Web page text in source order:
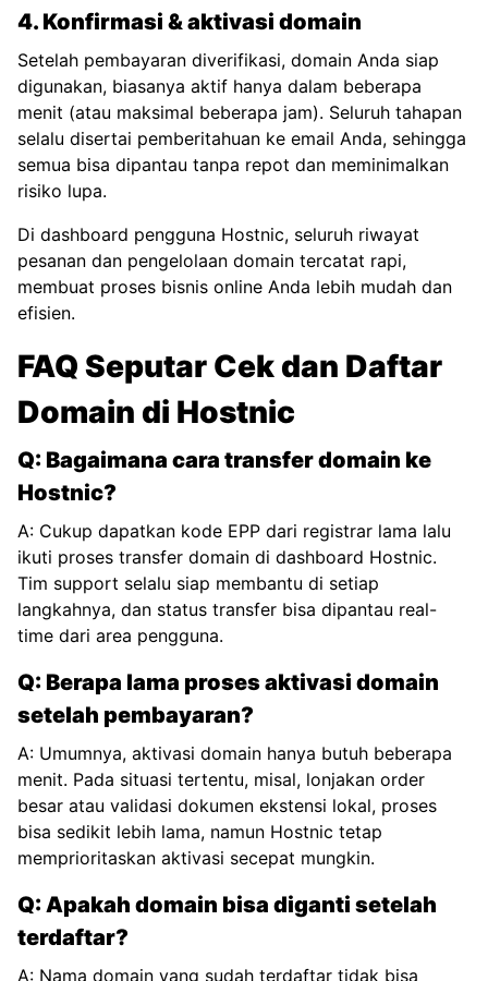
4. Konfirmasi & aktivasi domain
Setelah pembayaran diverifikasi, domain Anda siap
digunakan, biasanya aktif hanya dalam beberapa
menit (atau maksimal beberapa jam). Seluruh tahapan
selalu disertai pemberitahuan ke email Anda, sehingga
semua bisa dipantau tanpa repot dan meminimalkan
risiko lupa.
Di dashboard pengguna Hostnic, seluruh riwayat
pesanan dan pengelolaan domain tercatat rapi,
membuat proses bisnis online Anda lebih mudah dan
efisien.
FAQ Seputar Cek dan Daftar
Domain di Hostnic
Q: Bagaimana cara transfer domain ke
Hostnic?
A: Cukup dapatkan kode EPP dari registrar lama lalu
ikuti proses transfer domain di dashboard Hostnic.
Tim support selalu siap membantu di setiap
langkahnya, dan status transfer bisa dipantau real-
time dari area pengguna.
Q: Berapa lama proses aktivasi domain
setelah pembayaran?
A: Umumnya, aktivasi domain hanya butuh beberapa
menit. Pada situasi tertentu, misal, lonjakan order
besar atau validasi dokumen ekstensi lokal, proses
bisa sedikit lebih lama, namun Hostnic tetap
memprioritaskan aktivasi secepat mungkin.
Q: Apakah domain bisa diganti setelah
terdaftar?
A: Nama domain yang sudah terdaftar tidak bisa